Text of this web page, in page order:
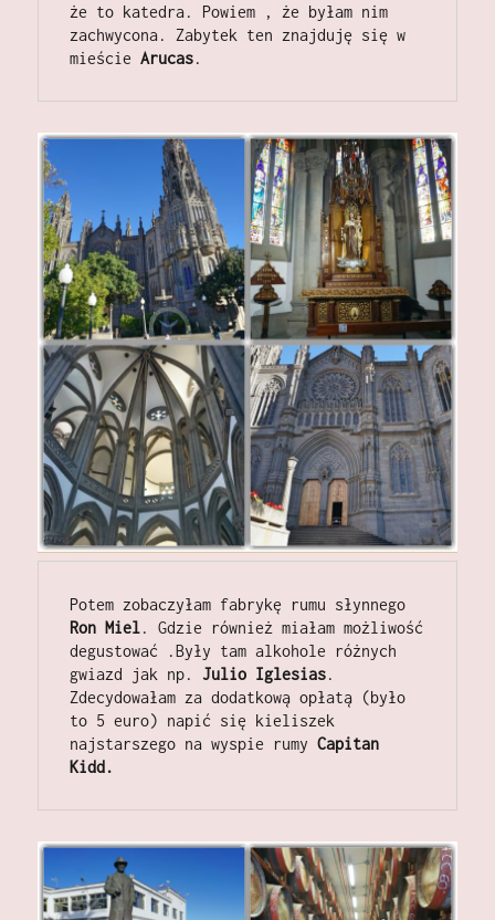
że to katedra. Powiem , że byłam nim
zachwycona. Zabytek ten znajduję się w
mieście Arucas.
Ron Miel. Gdzie również miałam możliwość
degustować .Były tam alkohole różnych
gwiazd jak np. Julio Iglesias.
Zdecydowałam za dodatkową opłatą (było
to 5 euro) napić się kieliszek
najstarszego na wyspie rumy Capitan
Kidd.